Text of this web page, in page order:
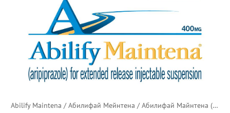
Abilify Maintena / Абилифай Мейнтена / Абилифай Майнтена (арипипразол продлённого действия)